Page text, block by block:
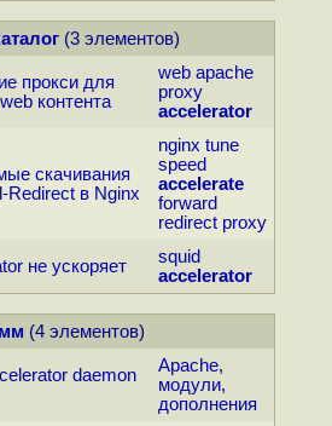
(3 элементов)
прокси для
контента
web apache
proxy
accelerator
скачивания
Redirect в Nginx
nginx tune
speed
accelerate
forward
redirect proxy
не ускоpяет
squid
accelerator
(4 элементов)
daemon
Apache,
модули,
дополнения